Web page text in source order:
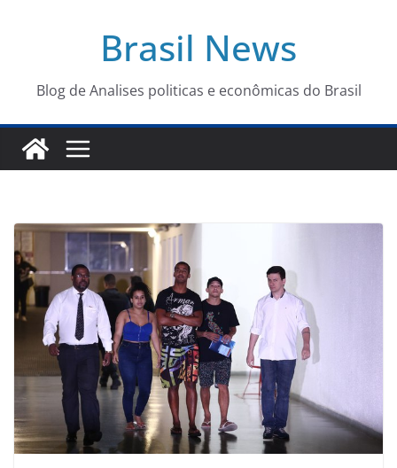
conteúdo
Brasil News
Blog de Analises politicas e econômicas do Brasil